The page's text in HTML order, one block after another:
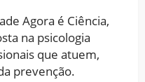
Agora é Ciência,
na psicologia
que atuem,
prevenção.